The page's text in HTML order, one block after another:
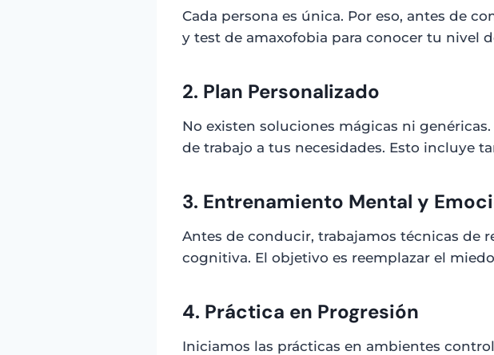
Cada persona es única. Por eso, antes de
y test de amaxofobia para conocer tu nivel
2. Plan Personalizado
No existen soluciones mágicas ni genéricas.
de trabajo a tus necesidades. Esto incluye
3. Entrenamiento Mental y
Antes de conducir, trabajamos técnicas de
cognitiva. El objetivo es reemplazar el
4. Práctica en Progresión
Iniciamos las prácticas en ambientes